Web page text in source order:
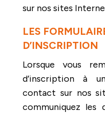
sur nos sites
LES
D’INSCRIPTION
Lorsque vous
d’inscription à
contact sur nos
communiquez les